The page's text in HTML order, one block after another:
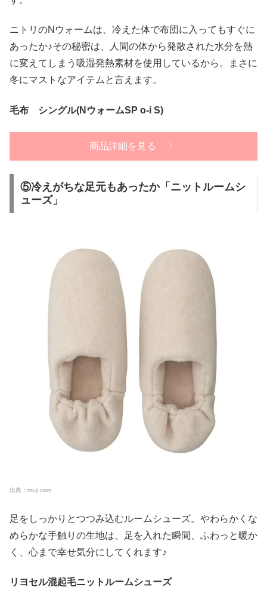
ニトリのNウォームは、冷えた体で布団に入ってもすぐに
あったか♪その秘密は、人間の体から発散された水分を熱
に変えてしまう吸湿発熱素材を使用しているから。まさに
冬にマストなアイテムと言えます。
毛布 シングル(NウォームSP o-i S)
商品詳細を見る 〉
⑤冷えがちな足元もあったか「ニットルームシ
ューズ」
出典：muji.com
足をしっかりとつつみ込むルームシューズ。やわらかくな
めらかな手触りの生地は、足を入れた瞬間、ふわっと暖か
く、心まで幸せ気分にしてくれます♪
リヨセル混起毛ニットルームシューズ